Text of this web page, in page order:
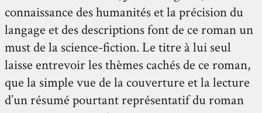
connaissance des humanités et la précision du
langage et des descriptions font de ce roman un
must de la science-fiction. Le titre à lui seul
laisse entrevoir les thèmes cachés de ce roman,
que la simple vue de la couverture et la lecture
d’un résumé pourtant représentatif du roman